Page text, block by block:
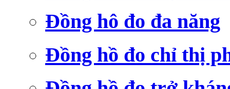
Đồng hô đo đa năng
Đồng hồ đo chỉ thị